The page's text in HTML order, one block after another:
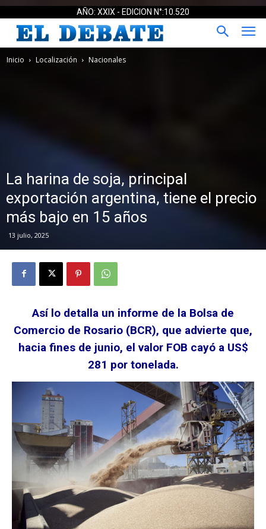
AÑO: XXIX - EDICION N°:10.520
Inicio Localización Nacionales
La harina de soja, principal
exportación argentina, tiene el precio
más bajo en 15 años
13 julio, 2025
Así lo detalla un informe de la Bolsa de
Comercio de Rosario (BCR), que advierte que,
hacia fines de junio, el valor FOB cayó a US$
281 por tonelada.